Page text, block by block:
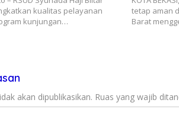
kualitas pelayanan
kunjungan…
tetap aman
Barat
akan dipublikasikan. Ruas yang wajib